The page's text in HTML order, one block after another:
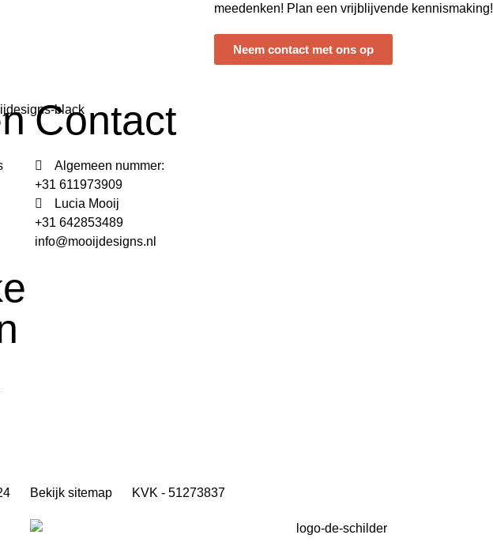
meedenken! Plan een vrijblijvende kennismaking!
Neem contact met ons op
Contact
Algemeen nummer:
+31 611973909
Lucia Mooij
+31 642853489
info@mooijdesigns.nl
Bekijk sitemap KVK - 51273837